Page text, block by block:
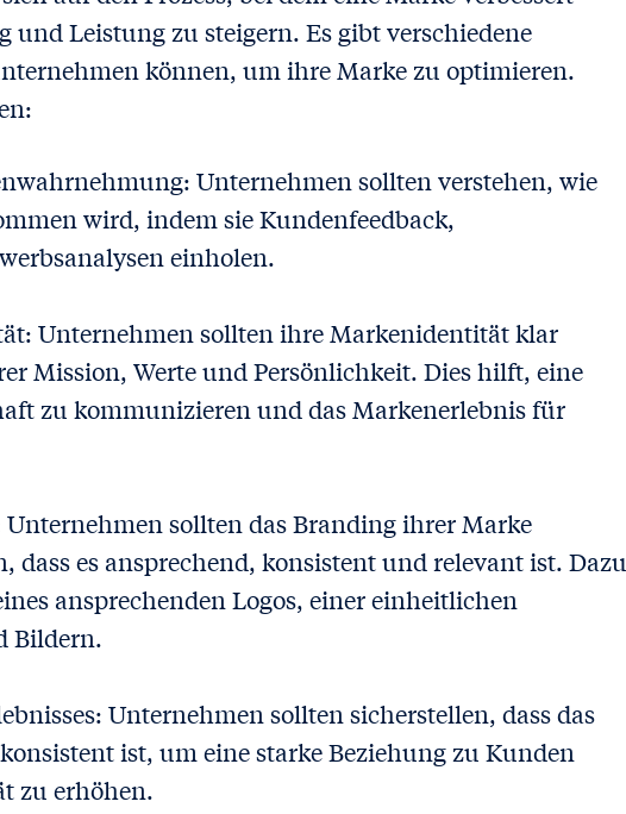
Leistung zu steigern. Es gibt verschiedene
können, um ihre Marke zu optimieren.
Unternehmen sollten verstehen, wie
wird, indem sie Kundenfeedback,
einholen.
Unternehmen sollten ihre Markenidentität klar
Mission, Werte und Persönlichkeit. Dies hilft, eine
zu kommunizieren und das Markenerlebnis für
sollten das Branding ihrer Marke
dass es ansprechend, konsistent und relevant ist. Dazu
ansprechenden Logos, einer einheitlichen
Bildern.
Unternehmen sollten sicherstellen, dass das
ist, um eine starke Beziehung zu Kunden
zu erhöhen.